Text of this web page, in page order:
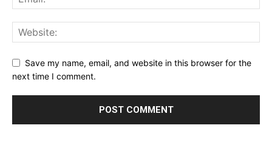
Save my name, email, and website in this browser for the
next time I comment.